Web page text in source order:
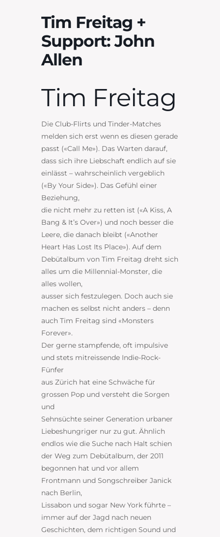
Tim Freitag +
Support: John
Allen
Tim Freitag
Die Club-Flirts und Tinder-Matches
melden sich erst wenn es diesen gerade
passt («Call Me»). Das Warten darauf,
dass sich ihre Liebschaft endlich auf sie
einlässt – wahrscheinlich vergeblich
(«By Your Side»). Das Gefühl einer
Beziehung,
die nicht mehr zu retten ist («A Kiss, A
Bang & It’s Over») und noch besser die
Leere, die danach bleibt («Another
Heart Has Lost Its Place»). Auf dem
Debütalbum von Tim Freitag dreht sich
alles um die Millennial-Monster, die
alles wollen,
ausser sich festzulegen. Doch auch sie
machen es selbst nicht anders – denn
auch Tim Freitag sind «Monsters
Forever».
Der gerne stampfende, oft impulsive
und stets mitreissende Indie-Rock-
Fünfer
aus Zürich hat eine Schwäche für
grossen Pop und versteht die Sorgen
und
Sehnsüchte seiner Generation urbaner
Liebeshungriger nur zu gut. Ähnlich
endlos wie die Suche nach Halt schien
der Weg zum Debütalbum, der 2011
begonnen hat und vor allem
Frontmann und Songschreiber Janick
nach Berlin,
Lissabon und sogar New York führte –
immer auf der Jagd nach neuen
Geschichten, dem richtigen Sound und